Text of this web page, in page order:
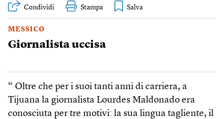
Condividi Stampa
MESSICO
Giornalista uccisa
“ Oltre che per i suoi tanti anni di carriera, a
Tijuana la giornalista Lourdes Maldonado era
conosciuta per tre motivi: la sua lingua tagliente, il